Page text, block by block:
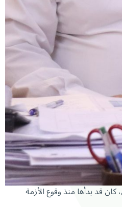
قد بدأها منذ وقوع الأزمة